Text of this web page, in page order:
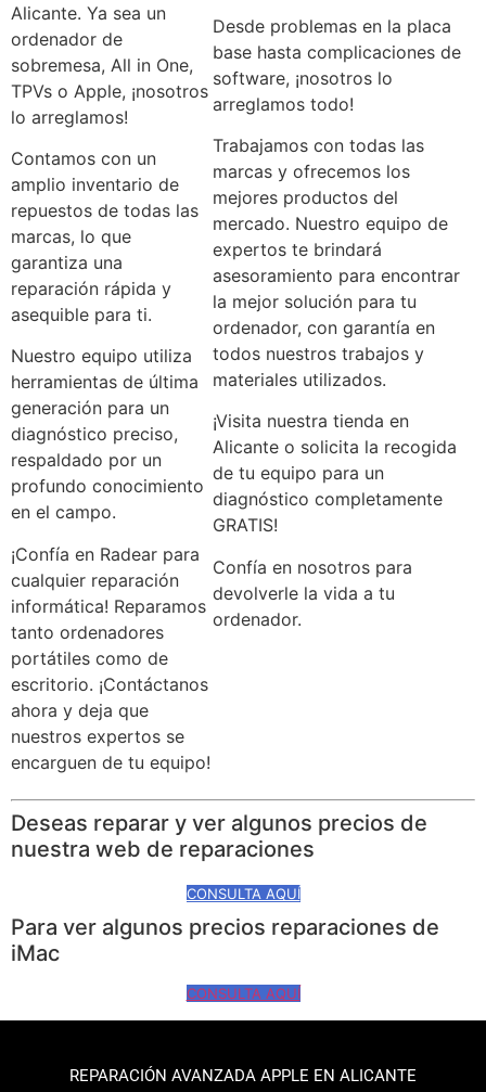
Alicante. Ya sea un
ordenador de
sobremesa, All in One,
TPVs o Apple, ¡nosotros
lo arreglamos!
Contamos con un
amplio inventario de
repuestos de todas las
marcas, lo que
garantiza una
reparación rápida y
asequible para ti.
Nuestro equipo utiliza
herramientas de última
generación para un
diagnóstico preciso,
respaldado por un
profundo conocimiento
en el campo.
¡Confía en Radear para
cualquier reparación
informática! Reparamos
tanto ordenadores
portátiles como de
escritorio. ¡Contáctanos
ahora y deja que
nuestros expertos se
encarguen de tu equipo!
Desde problemas en la placa
base hasta complicaciones de
software, ¡nosotros lo
arreglamos todo!
Trabajamos con todas las
marcas y ofrecemos los
mejores productos del
mercado. Nuestro equipo de
expertos te brindará
asesoramiento para encontrar
la mejor solución para tu
ordenador, con garantía en
todos nuestros trabajos y
materiales utilizados.
¡Visita nuestra tienda en
Alicante o solicita la recogida
de tu equipo para un
diagnóstico completamente
GRATIS!
Confía en nosotros para
devolverle la vida a tu
ordenador.
Deseas reparar y ver algunos precios de
nuestra web de reparaciones
CONSULTA AQUÍ
Para ver algunos precios reparaciones de
iMac
CONSULTA AQUÍ
REPARACIÓN AVANZADA APPLE EN ALICANTE